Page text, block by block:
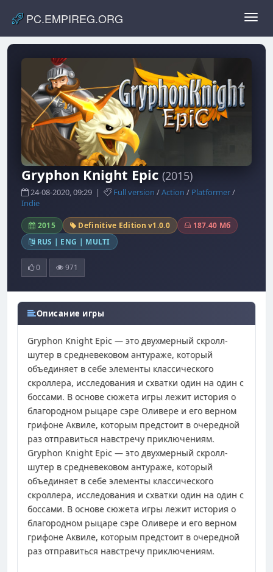
PC.EMPIREG.ORG
Gryphon Knight Epic (2015)
24-08-2020, 09:29 | Full version /Action / Platformer/
Indie
2015 Definitive Edition v1.0.0
187.40 Мб
RUS | ENG | MULTI
0 971
Описание игры
Gryphon Knight Epic — это двухмерный скролл-
шутер в средневековом антураже, который
объединяет в себе элементы классического
скроллера, исследования и схватки один на один с
боссами. В основе сюжета игры лежит история о
благородном рыцаре сэре Оливере и его верном
грифоне Аквиле, которым предстоит в очередной
раз отправиться навстречу приключениям.
Gryphon Knight Epic — это двухмерный скролл-
шутер в средневековом антураже, который
объединяет в себе элементы классического
скроллера, исследования и схватки один на один с
боссами. В основе сюжета игры лежит история о
благородном рыцаре сэре Оливере и его верном
грифоне Аквиле, которым предстоит в очередной
раз отправиться навстречу приключениям.